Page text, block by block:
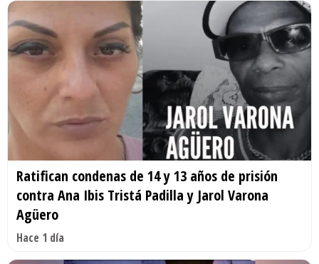
Ratifican condenas de 14 y 13 años de prisión
contra Ana Ibis Tristá Padilla y Jarol Varona
Agüero
Hace 1 día